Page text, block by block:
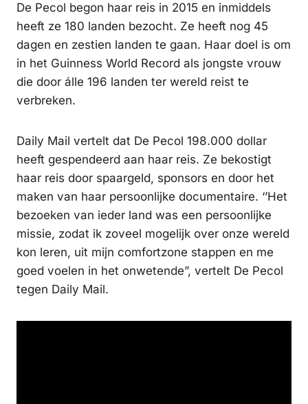
De Pecol begon haar reis in 2015 en inmiddels
heeft ze 180 landen bezocht. Ze heeft nog 45
dagen en zestien landen te gaan. Haar doel is om
in het Guinness World Record als jongste vrouw
die door álle 196 landen ter wereld reist te
verbreken.
Daily Mail vertelt dat De Pecol 198.000 dollar
heeft gespendeerd aan haar reis. Ze bekostigt
haar reis door spaargeld, sponsors en door het
maken van haar persoonlijke documentaire. ‘’Het
bezoeken van ieder land was een persoonlijke
missie, zodat ik zoveel mogelijk over onze wereld
kon leren, uit mijn comfortzone stappen en me
goed voelen in het onwetende”, vertelt De Pecol
tegen Daily Mail.